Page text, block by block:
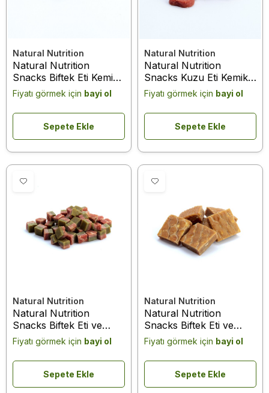
Natural Nutrition
Natural Nutrition
Snacks Biftek Eti Kemik
Şekilli Köpek Ödülü 75
Gr
Fiyatı görmek için bayi ol
Sepete Ekle
Natural Nutrition
Natural Nutrition
Snacks Kuzu Eti Kemik
Şekilli Köpek Ödülü 75
Gr
Fiyatı görmek için bayi ol
Sepete Ekle
Natural Nutrition
Natural Nutrition
Snacks Biftek Eti ve
Sebzeli Köpek Ödülü 75
Gr
Fiyatı görmek için bayi ol
Sepete Ekle
Natural Nutrition
Natural Nutrition
Snacks Biftek Eti ve
Muzlu Köpek Ödülü 75
Gr
Fiyatı görmek için bayi ol
Sepete Ekle